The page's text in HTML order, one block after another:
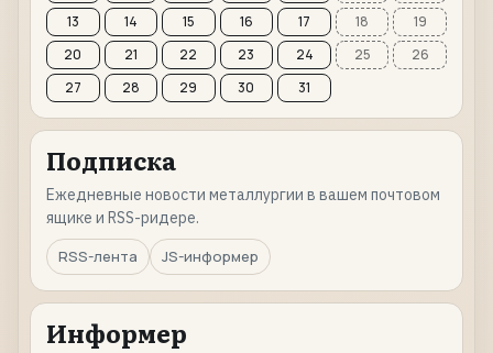
13
14 15 16 17 18
19
20
21 22 23 24 25
26
27
28 29 30 31
Подписка
Ежедневные новости металлургии в вашем почтовом
ящике и RSS-ридере.
RSS-лента
JS-информер
Информер